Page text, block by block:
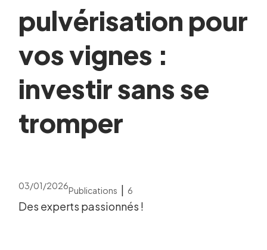
pulvérisation pour
vos vignes :
investir sans se
tromper
03/01/2026Publications | 6
Des experts passionnés !